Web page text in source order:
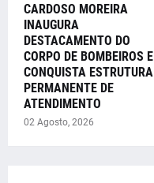
CARDOSO MOREIRA
INAUGURA
DESTACAMENTO DO
CORPO DE BOMBEIROS E
CONQUISTA ESTRUTURA
PERMANENTE DE
ATENDIMENTO
02 Agosto, 2026